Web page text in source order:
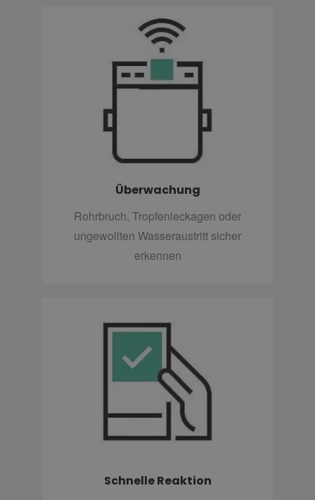
Überwachung
Rohrbruch, Tropfenleckagen oder
ungewollten Wasseraustritt sicher
erkennen
Schnelle Reaktion